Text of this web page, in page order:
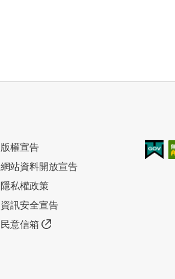
版權宣告
網站資料開放宣告
隱私權政策
資訊安全宣告
民意信箱